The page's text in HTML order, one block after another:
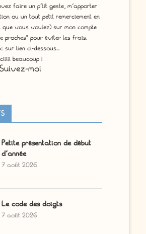
faire un p’tit geste, m’apporter
ou un tout petit remerciement en
vous voulez) sur mon compte
proches" pour éviter les frais.
sur lien ci-dessous...
beaucoup !
Petite présentation de début
d’année
7 août 2026
Le code des doigts
7 août 2026